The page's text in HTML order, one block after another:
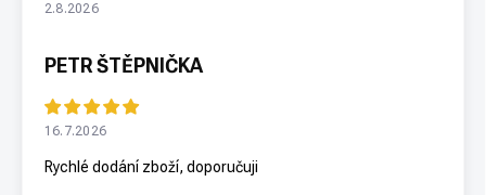
2.8.2026
PETR ŠTĚPNIČKA
16.7.2026
Rychlé dodání zboží, doporučuji